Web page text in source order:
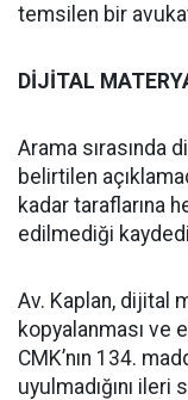
temsilen bir
DİJİTAL
Arama sırasında
belirtilen
kadar taraflarına
edilmediği
Av. Kaplan, dijital
kopyalanması ve
CMK’nın 134.
uyulmadığını ileri